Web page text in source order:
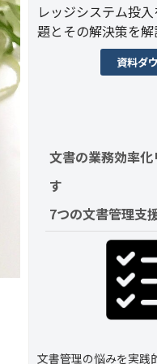
レッジシステム投
題とその解決策を解
資料ダ
文書の業務効率
す
7つの文書管理支
文書管理の悩みを実践